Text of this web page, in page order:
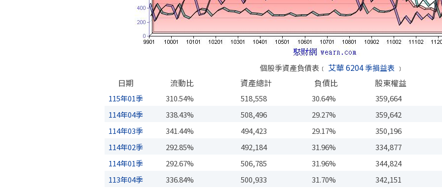
個股季資產負債表﹝ 艾華 6204季損益表﹞
日期 流動比 資產總計 負債比 股東權益
115年01季 310.54% 518,558 30.64% 359,664
114年04季
338.43% 508,496 29.27% 359,642
114年03季
341.44% 494,423 29.17% 350,196
114年02季
292.85% 492,184 31.96% 334,877
114年01季
292.67% 506,785 31.96% 344,824
113年04季
336.84% 500,933 31.70% 342,151